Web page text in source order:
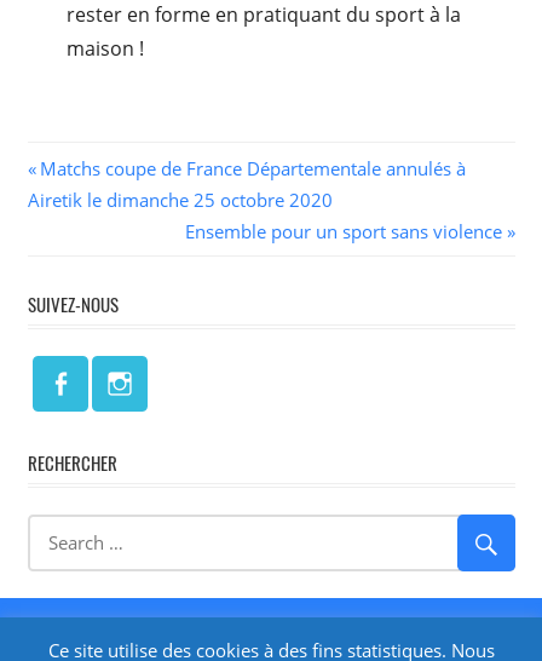
rester en forme en pratiquant du sport à la
maison !
Navigation
de
Previous
Post:
Matchs coupe de France Départementale annulés à
Airetik le dimanche 25 octobre 2020
Next
Ensemble pour un sport sans violence
SUIVEZ-NOUS
RECHERCHER
Ce site utilise des cookies à des fins statistiques. Nous